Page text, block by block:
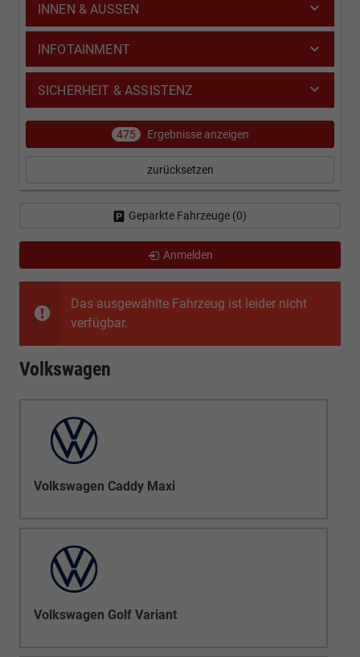
Das ausgewählte Fahrzeug ist leider nicht
verfügbar.
Volkswagen
Volkswagen Caddy Maxi
Volkswagen Golf Variant
INNEN & AUSSEN
INFOTAINMENT
SICHERHEIT & ASSISTENZ
475 Ergebnisse anzeigen
zurücksetzen
Geparkte Fahrzeuge (0)
Anmelden